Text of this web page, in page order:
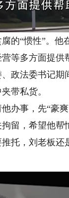
“惯性”。他
等多方面提供
法委书记期
带私货。
事，先“豪爽
留，希望他
托，刘老板